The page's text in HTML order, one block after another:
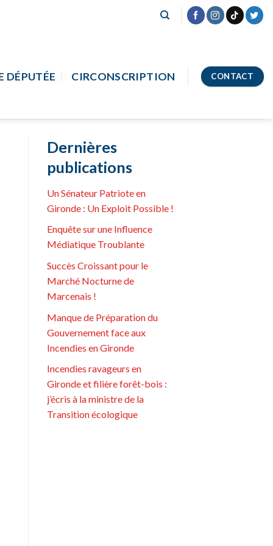
DÉPUTÉE CIRCONSCRIPTION CONTACT
Dernières
publications
Un Sénateur Patriote en
Gironde : Un Exploit Possible !
Enquête sur une Influence
Médiatique Troublante
Succès Croissant pour le
Marché Nocturne de
Marcenais !
Manque de Préparation du
Gouvernement face aux
Incendies en Gironde
Incendies ravageurs en
Gironde et filière forêt-bois :
j’écris à la ministre de la
Transition écologique